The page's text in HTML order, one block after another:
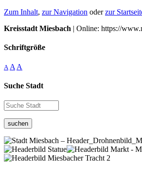
Zum Inhalt, zur Navigation oderzur
Kreisstadt Miesbach | Online: https://
Schriftgröße
A A A
Suche Stadt
suchen